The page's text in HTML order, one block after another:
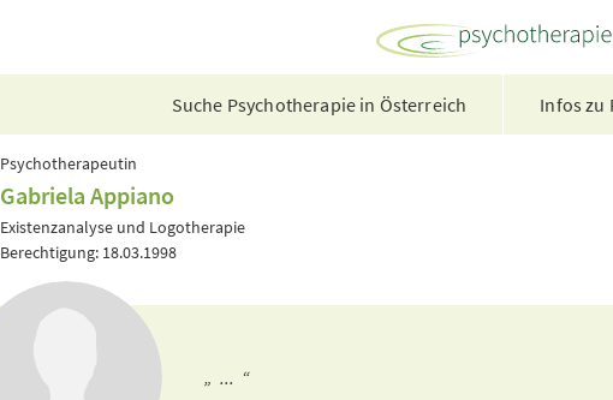
Suche Psychotherapie in Österreich Infos zu
Psychotherapeutin
Gabriela Appiano
Existenzanalyse und Logotherapie
Berechtigung: 18.03.1998
„ ... “